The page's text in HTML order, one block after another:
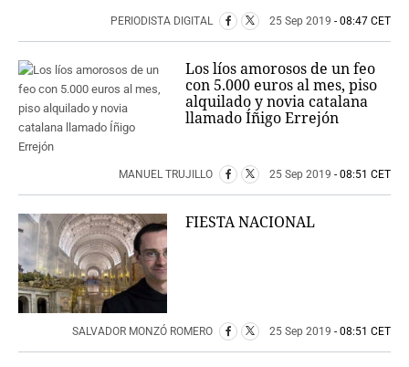
PERIODISTA DIGITAL 25 Sep 2019 - 08:47 CET
Los líos amorosos de un feo
con 5.000 euros al mes, piso
alquilado y novia catalana
llamado Íñigo Errejón
MANUEL TRUJILLO 25 Sep 2019 - 08:51 CET
FIESTA NACIONAL
SALVADOR MONZÓ ROMERO 25 Sep 2019 - 08:51 CET